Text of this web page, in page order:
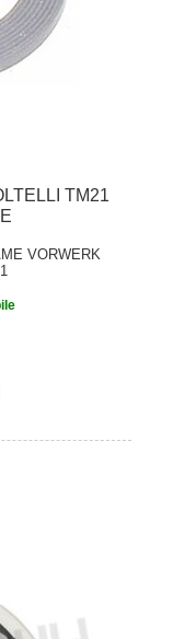
TM21
VORWERK